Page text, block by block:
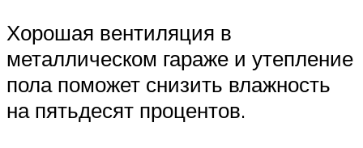
Хорошая вентиляция в
металлическом гараже и утепление
пола поможет снизить влажность
на пятьдесят процентов.